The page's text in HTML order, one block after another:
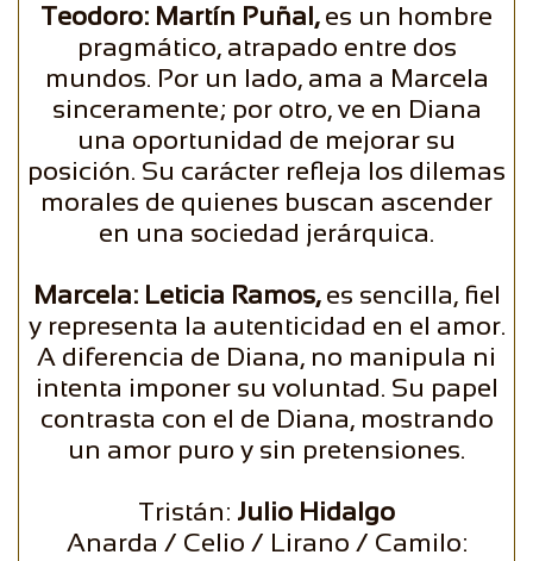
Teodoro: Martín Puñal,es un hombre
pragmático, atrapado entre dos
mundos. Por un lado, ama a Marcela
sinceramente; por otro, ve en Diana
una oportunidad de mejorar su
posición. Su carácter refleja los dilemas
morales de quienes buscan ascender
en una sociedad jerárquica.
Marcela: Leticia Ramos,es sencilla, fiel
y representa la autenticidad en el amor.
A diferencia de Diana, no manipula ni
intenta imponer su voluntad. Su papel
contrasta con el de Diana, mostrando
un amor puro y sin pretensiones.
Tristán: Julio Hidalgo
Anarda / Celio / Lirano / Camilo: